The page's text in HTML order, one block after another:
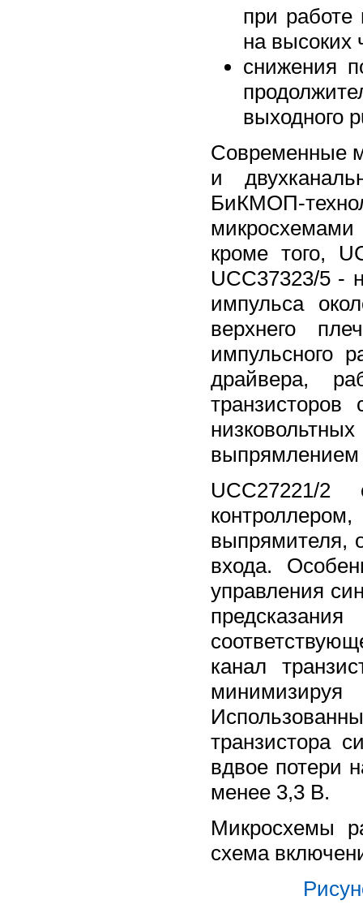
при
на высоких
снижения
выходного
Современные
и
БиКМОП-
микросхемами
кроме того,
UCC37323/5 -
импульса
верхнего
импульсного
драйвера,
выпрямлением
UCC27221/
выпрямителя,
входа.
управления
канал
транзистора
вдвое потери
менее 3,3 В.
Микросхемы
схема